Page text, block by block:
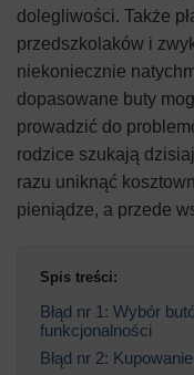
dolegliwości. Także
przedszkolaków i
niekoniecznie
dopasowane buty
prowadzić do
rodzice szukają
razu uniknąć
pieniądze, a przede
Spis treści:
Błąd nr 1: Wybór
funkcjonalności
Błąd nr 2: